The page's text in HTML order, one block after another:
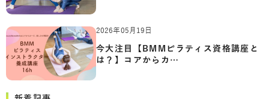
2026年05月19日
今大注目【BMMピラティス資格講座と
は？】コアからカ…